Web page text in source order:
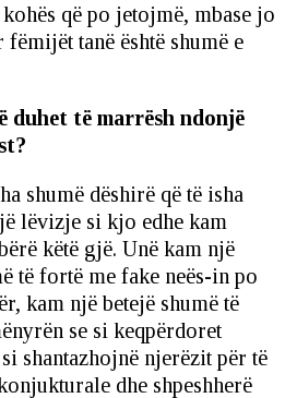
që po jetojmë, mbase jo
tanë është shumë e
duhet të marrësh ndonjë
shumë dëshirë që të isha
lëvizje si kjo edhe kam
këtë gjë. Unë kam një
të fortë me fake neës-in po
kam një betejë shumë të
se si keqpërdoret
shantazhojnë njerëzit për të
dhe shpeshherë